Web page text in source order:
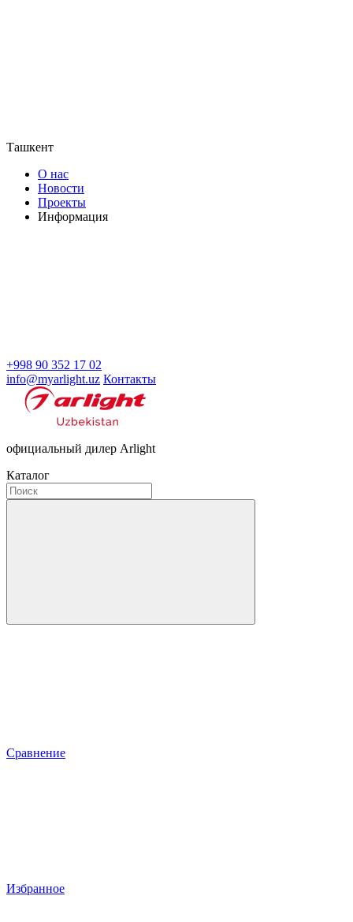
Ташкент
О нас
Новости
Проекты
Информация
+998 90 352 17 02
info@myarlight.uz Контакты
официальный дилер Arlight
Каталог
Сравнение
Избранное